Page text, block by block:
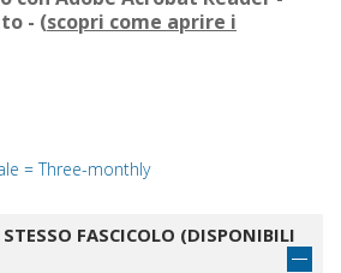
- (scopri come aprire i
= Three-monthly
FASCICOLO (DISPONIBILI